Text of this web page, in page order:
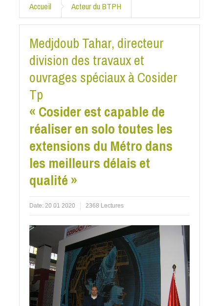
Accueil Acteur du BTPH
Medjdoub Tahar, directeur
division des travaux et
ouvrages spéciaux à Cosider
Tp
« Cosider est capable de
réaliser en solo toutes les
extensions du Métro dans
les meilleurs délais et
qualité »
Date: 20 01 2020 2368 Lectures